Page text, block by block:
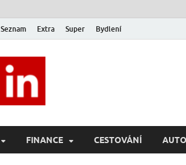
Seznam Extra Super Bydlení
FINANCE CESTOVÁNÍ